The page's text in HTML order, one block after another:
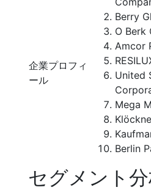
企業プロフィ
ール
Berry
O Berk
Amcor
United
Mega
Berlin
セグメント